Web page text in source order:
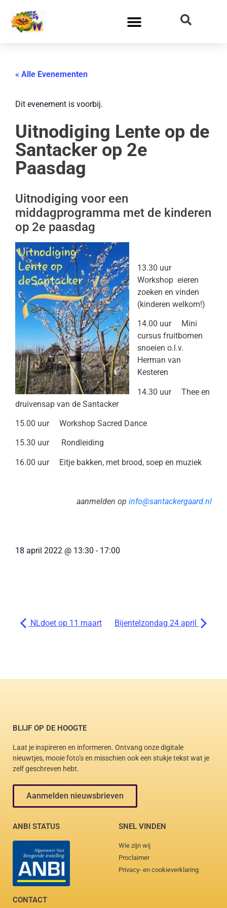
« Alle Evenementen
Dit evenement is voorbij.
Uitnodiging Lente op de
Santacker op 2e
Paasdag
Uitnodiging voor een
middagprogramma met de kinderen
op 2e paasdag
13.30 uur
Workshop eieren
zoeken en vinden
(kinderen welkom!)
14.00 uur Mini
cursus fruitbomen
snoeien o.l.v.
Herman van
Kesteren
14.30 uur Thee en
druivensap van de Santacker
15.00 uur Workshop Sacred Dance
15.30 uur Rondleiding
16.00 uur Eitje bakken, met brood, soep en muziek
aanmelden op info@santackergaard.nl
18 april 2022 @ 13:30 - 17:00
NLdoet op 11 maart Bijentelzondag 24 april
BLIJF OP DE HOOGTE
Laat je inspireren en informeren. Ontvang onze digitale
nieuwtjes, mooie foto’s en misschien ook een stukje tekst wat je
zelf geschreven hebt.
Aanmelden nieuwsbrieven
ANBI STATUS SNEL VINDEN
Wie zijn wij
Proclaimer
Privacy- en cookieverklaring
CONTACT